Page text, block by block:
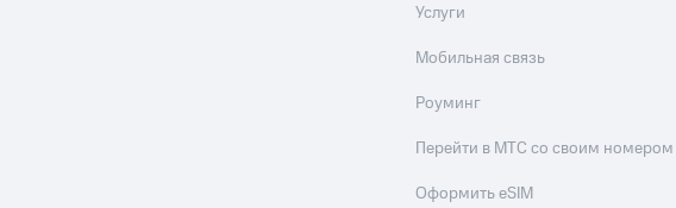
Услуги
Мобильная связь
Роуминг
Перейти в МТС со своим номером
Оформить eSIM